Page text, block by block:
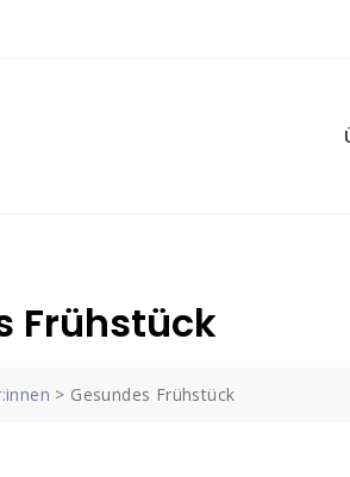
Frühstück
> Gesundes Frühstück